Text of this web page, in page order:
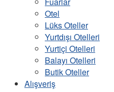
Otel
Lüks Oteller
Yurtdışı Otelleri
Yurtiçi Otelleri
Balayı Otelleri
Butik Oteller
Alışveriş